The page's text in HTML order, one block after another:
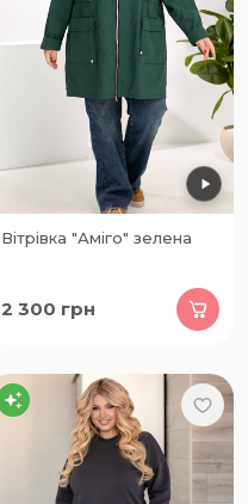
Вітрівка "Аміго" зелена
2 300 грн